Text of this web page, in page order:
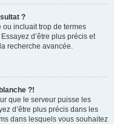
?
ou incluait trop de termes
d’être plus précis et
recherche avancée.
?!
que le serveur puisse les
d’être plus précis dans les
dans lesquels vous souhaitez